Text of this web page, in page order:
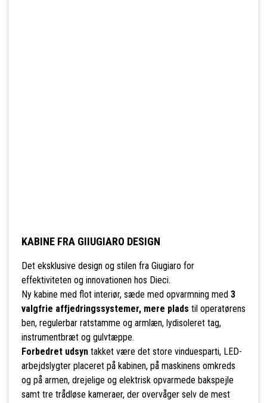
KABINE FRA GIIUGIARO DESIGN
Det eksklusive design og stilen fra Giugiaro for
effektiviteten og innovationen hos Dieci.
Ny kabine med flot interiør, sæde med opvarmning med 3
valgfrie affjedringssystemer, mere plads til operatørens
ben, regulerbar ratstamme og armlæn, lydisoleret tag,
instrumentbræt og gulvtæppe.
Forbedret udsyntakket være det store vinduesparti, LED-
arbejdslygter placeret på kabinen, på maskinens omkreds
og på armen, drejelige og elektrisk opvarmede bakspejle
samt tre trådløse kameraer, der overvåger selv de mest